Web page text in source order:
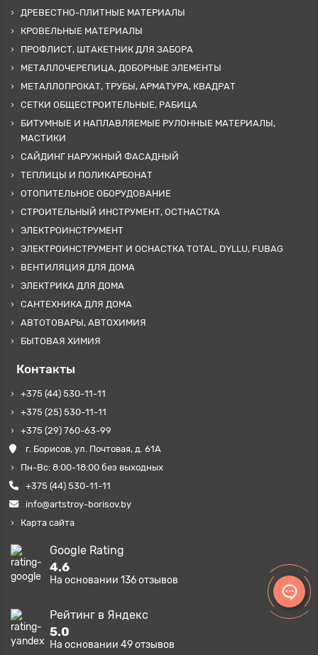
ДРЕВЕСТНО-ПЛИТНЫЕ МАТЕРИАЛЫ
КРОВЕЛЬНЫЕ МАТЕРИАЛЫ
ПРОФЛИСТ, ШТАКЕТНИК ДЛЯ ЗАБОРА
МЕТАЛЛОЧЕРЕПИЦА, ДОБОРНЫЕ ЭЛЕМЕНТЫ
МЕТАЛЛОПРОКАТ, ТРУБЫ, АРМАТУРА, КВАДРАТ
СЕТКИ ОБЩЕСТРОИТЕЛЬНЫЕ, РАБИЦА
БИТУМНЫЕ И НАПЛАВЛЯЕМЫЕ РУЛОННЫЕ МАТЕРИАЛЫ,
МАСТИКИ
САЙДИНГ НАРУЖНЫЙ ФАСАДНЫЙ
ТЕПЛИЦЫ И ПОЛИКАРБОНАТ
ОТОПИТЕЛЬНОЕ ОБОРУДОВАНИЕ
СТРОИТЕЛЬНЫЙ ИНСТРУМЕНТ, ОСТНАСТКА
ЭЛЕКТРОИНСТРУМЕНТ
ЭЛЕКТРОИНСТРУМЕНТ И ОСНАСТКА TOTAL, DYLLU, FUBAG
ВЕНТИЛЯЦИЯ ДЛЯ ДОМА
ЭЛЕКТРИКА ДЛЯ ДОМА
САНТЕХНИКА ДЛЯ ДОМА
АВТОТОВАРЫ, АВТОХИМИЯ
БЫТОВАЯ ХИМИЯ
Контакты
+375 (44) 530-11-11
+375 (25) 530-11-11
+375 (29) 760-63-99
г. Борисов, ул. Почтовая, д. 61А
Пн-Вс: 8:00-18:00 без выходных
+375 (44) 530-11-11
info@artstroy-borisov.by
Карта сайта
Google Rating
4.6
На основании 136отзывов
Рейтинг в Яндекс
5.0
На основании 49отзывов